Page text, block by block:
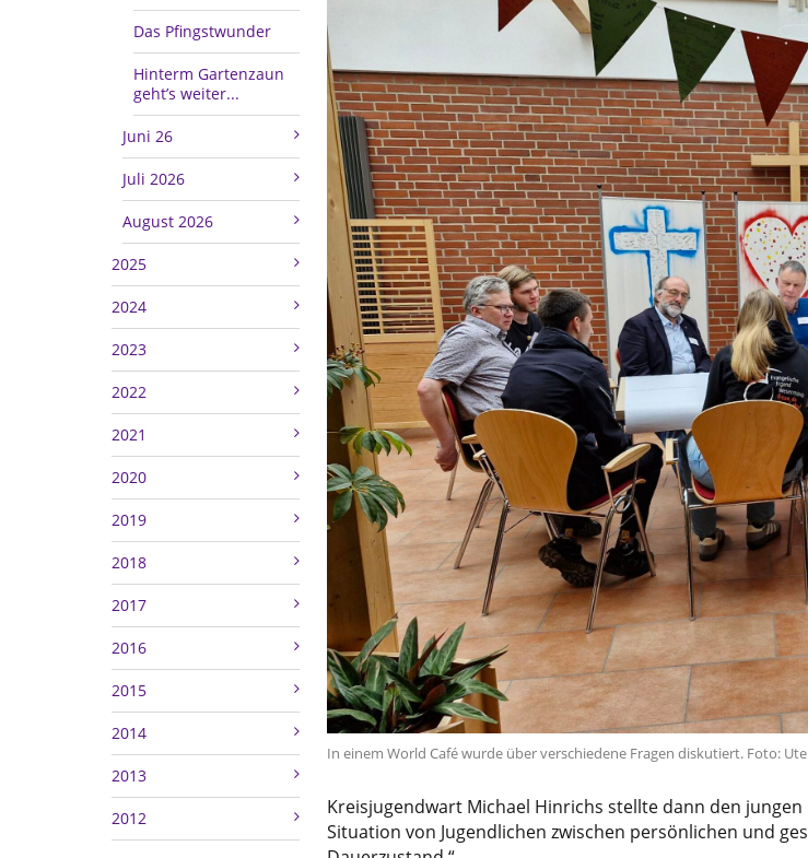
Das Pfingstwunder
Hinterm Gartenzaun
geht’s weiter...
Juni 26
Juli 2026
August 2026
2025
2024
2023
2022
2021
2020
2019
2018
2017
2016
2015
2014
2013
2012
In einem World Café wurde über verschiedene Fragen diskutiert. Foto:
Kreisjugendwart Michael Hinrichs stellte dann den
Situation von Jugendlichen zwischen persönlichen und